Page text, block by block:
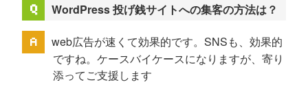
WordPress 投げ銭サイトへの集客の方法は？
web広告が速くて効果的です。SNSも、効果的
ですね。ケースバイケースになりますが、寄り
添ってご支援します